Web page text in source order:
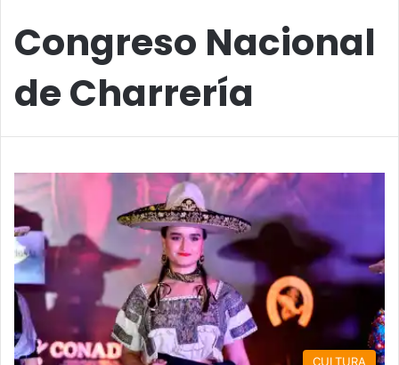
Congreso Nacional
de Charrería
CULTURA